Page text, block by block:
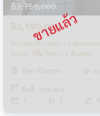
฿3,750,000
฿3,590,000
Rhythm Ratchada / 1 Bedroom
(SALE), ริทึ่ม รัชดา / 1 ห้องนอน
(ขาย) LIL011
รัชดา ห้วยขวาง
623
พื้นที่ : 35.00 ตร.ม.
1 1